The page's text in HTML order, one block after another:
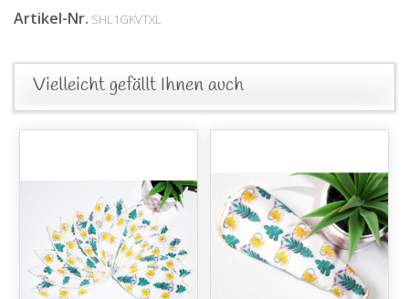
Artikel-Nr. SHL1GKVTXL
Vielleicht gefällt Ihnen auch